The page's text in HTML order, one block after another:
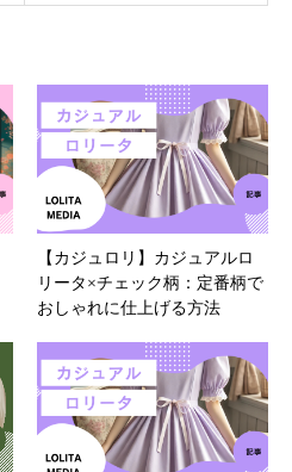
【カジュロリ】カジュアルロ
リータ×チェック柄：定番柄で
おしゃれに仕上げる方法